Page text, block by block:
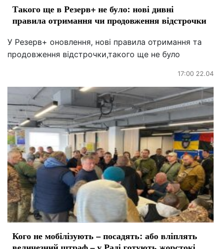
Такого ще в Резерв+ не було: нові дивні
правила отримання чи продовження відстрочки
У Резерв+ оновлення, нові правила отримання та
продовження відстрочки,такого ще не було
17:00 22.04
Кого не мобілізують – посадять: або вліплять